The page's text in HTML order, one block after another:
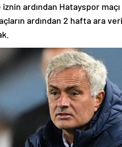
ardından Hatayspor
ardından 2 hafta ara